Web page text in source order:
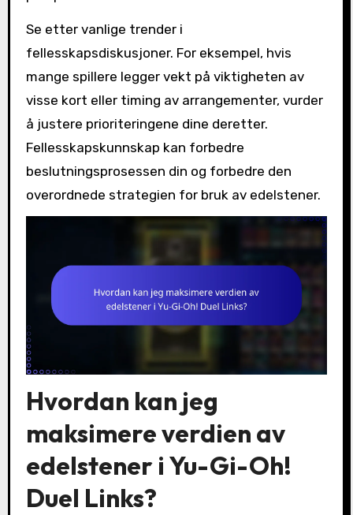
Se etter vanlige trender i
fellesskapsdiskusjoner. For eksempel, hvis
mange spillere legger vekt på viktigheten av
visse kort eller timing av arrangementer, vurder
å justere prioriteringene dine deretter.
Fellesskapskunnskap kan forbedre
beslutningsprosessen din og forbedre den
overordnede strategien for bruk av edelstener.
Hvordan kan jeg
maksimere verdien av
edelstener i Yu-Gi-Oh!
Duel Links?